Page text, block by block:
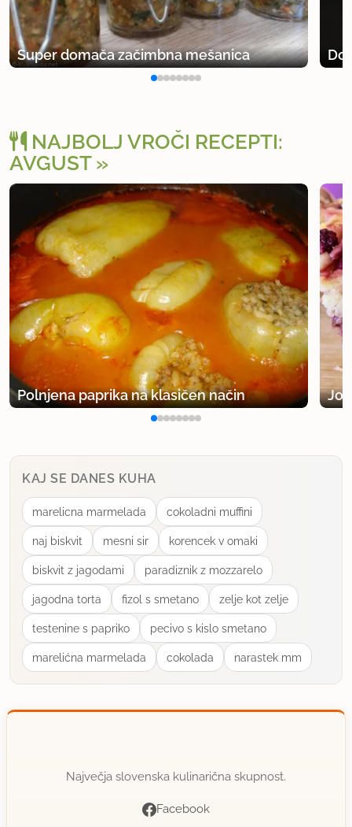
Super domača začimbna mešanica
NAJBOLJ VROČI RECEPTI:
AVGUST
Polnjena paprika na klasičen način
KAJ SE DANES KUHA
marelicna marmelada cokoladni muffini
naj biskvit mesni sir korencek v omaki
biskvit z jagodami paradiznik z mozzarelo
jagodna torta fizol s smetano zelje kot zelje
testenine s papriko pecivo s kislo smetano
marelićna marmelada cokolada narastek mm
Največja slovenska kulinarična skupnost.
Facebook